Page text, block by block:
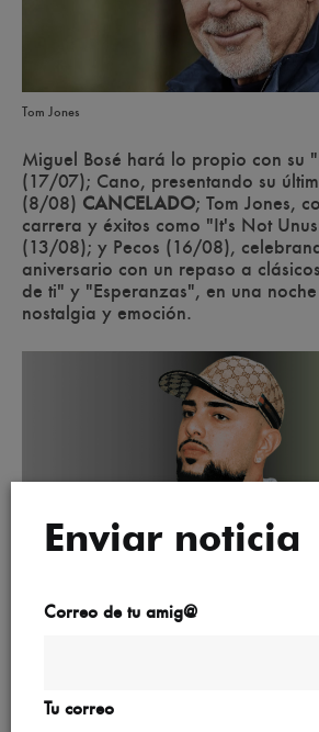
Enviar noticia
Correo de tu amig@
Tu correo
Tom Jones
Miguel Bosé hará lo propio con su
(17/07); Cano, presentando su
(8/08) CANCELADO; Tom Jones,
carrera y éxitos como "It's Not
(13/08); y Pecos (16/08),
aniversario con un repaso a
de ti" y "Esperanzas", en una
nostalgia y emoción.